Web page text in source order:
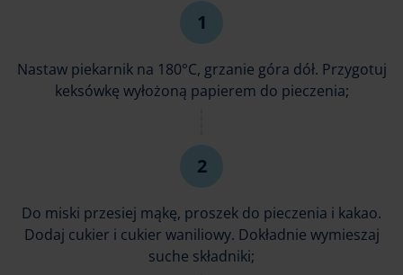
Nastaw piekarnik na 180°C, grzanie góra dół. Przygotuj
keksówkę wyłożoną papierem do pieczenia;
Do miski przesiej mąkę, proszek do pieczenia i kakao.
Dodaj cukier i cukier waniliowy. Dokładnie wymieszaj
suche składniki;